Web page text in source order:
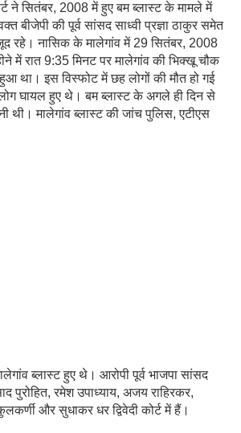
ने सितंबर, 2008 में हुए बम ब्लास्ट के मामले में
बीजेपी की पूर्व सांसद साध्वी प्रज्ञा ठाकुर समेत
रहे। नासिक के मालेगांव में 29 सितंबर, 2008
में रात 9:35 मिनट पर मालेगांव की भिक्खू चौक
था। इस विस्फोट में छह लोगों की मौत हो गई
घायल हुए थे। बम ब्लास्ट के अगले ही दिन से
थी। मालेगांव ब्लास्ट की जांच पुलिस, एटीएस
ब्लास्ट हुए थे। आरोपी पूर्व भाजपा सांसद
पुरोहित, रमेश उपाध्याय, अजय राहिरकर,
और सुधाकर धर द्विवेदी कोर्ट में हैं।